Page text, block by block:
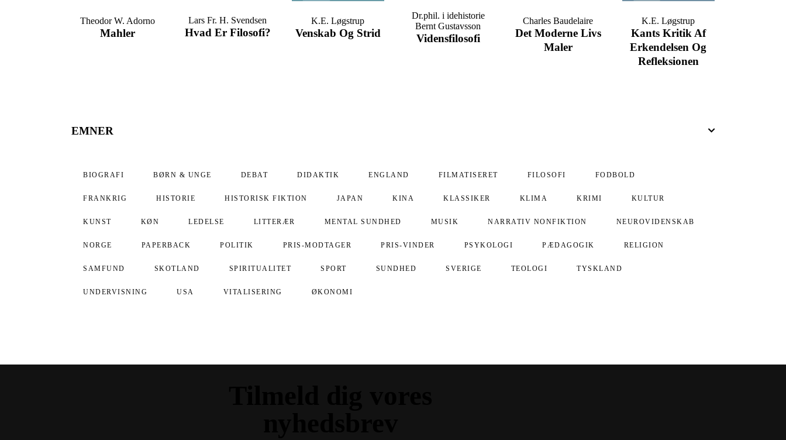
Mahler
Theodor W. Adorno
Hvad Er Filosofi?
Lars Fr. H. Svendsen
Venskab Og Strid
K.E. Løgstrup
Vidensfilosofi
Dr.phil. i idehistorie
Bernt Gustavsson
Det Moderne Livs
Maler
Charles Baudelaire
Kants Kritik Af
Erkendelsen Og
Refleksionen
K.E. Løgstrup
EMNER
BIOGRAFI BØRN & UNGE DEBAT DIDAKTIK ENGLAND FILMATISERET FILOSOFI FODBOLD
FRANKRIG HISTORIE HISTORISK FIKTION JAPAN KINA KLASSIKER KLIMA KRIMI KULTUR
KUNST KØN LEDELSE LITTERÆR MENTAL SUNDHED MUSIK NARRATIV NONFIKTION NEUROVIDENSKAB
NORGE PAPERBACK POLITIK PRIS-MODTAGER PRIS-VINDER PSYKOLOGI PÆDAGOGIK RELIGION
SAMFUND SKOTLAND SPIRITUALITET SPORT SUNDHED SVERIGE TEOLOGI TYSKLAND
UNDERVISNING USA VITALISERING ØKONOMI